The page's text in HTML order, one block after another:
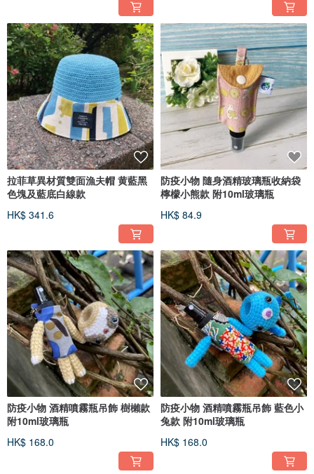
拉菲草異材質雙面漁夫帽 黄藍黑
色塊及藍底白線款
HK$ 341.6
防疫小物 隨身酒精玻璃瓶收納袋
檸檬小熊款 附10ml玻璃瓶
HK$ 84.9
防疫小物 酒精噴霧瓶吊飾 樹櫴款
附10ml玻璃瓶
HK$ 168.0
防疫小物 酒精噴霧瓶吊飾 藍色小
兔款 附10ml玻璃瓶
HK$ 168.0